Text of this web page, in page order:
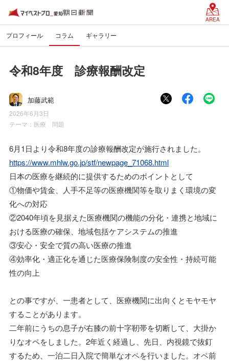
AREA
プロフィール コラム ギャラリー
令和8年度 診療報酬改定
加藤武範
2026年6月3日
テーマ： 医療 問題
6月1日より令和8年度の診療報酬改定が施行されました。
https://www.mhlw.go.jp/stf/newpage_71068.html
日本の医療を継続的に提供するためのポイントとして
①物価や賃金、人手不足等の医療機関等を取りまく環境の変
化への対応
②2040年頃を見据えた医療機関の機能の分化・連携と地域に
おける医療の確保、地域包括ケアシステムの推進
③安心・安全で質の高い医療の推進
④効率化・適正化を通じた医療保険制度の安全性・持続可能
性の向上
との事ですが、一患者として、医療機関に出向くとモヤモヤ
することがあります。
二年前にうちの息子が右膝の前十字靭帯を切断して、大掛か
りなオペをしました。2年近く経過し、先日、内視鏡で抜釘
するため、一泊二日入院で簡単なオペを行いました。オペ前